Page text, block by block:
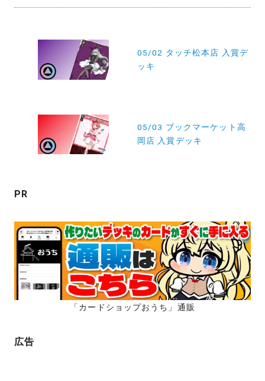
ン
05/02 タッチ松本店 入賞デ
ッキ
05/03 ブックマーケット高
岡店 入賞デッキ
PR
「カードショップおうち」通販
広告